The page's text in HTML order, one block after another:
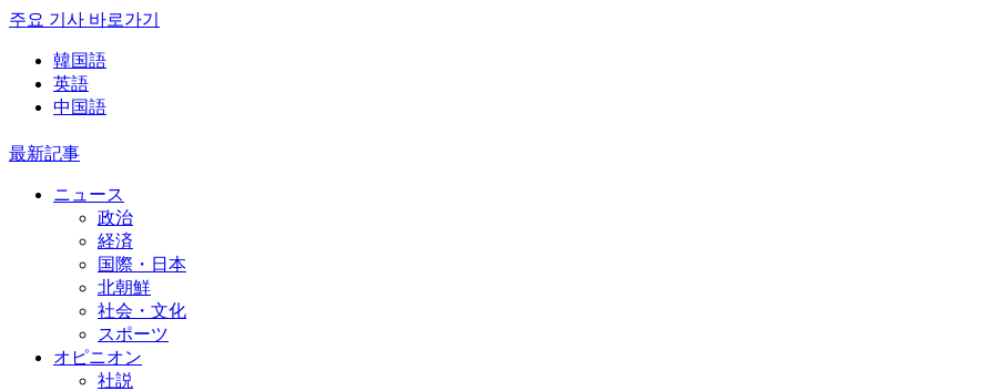
주요 기사 바로가기
韓国語
英語
中国語
最新記事
ニュース
政治
経済
国際・日本
北朝鮮
社会・文化
スポーツ
オピニオン
社説